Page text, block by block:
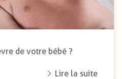
de votre bébé ?
Lire la suite